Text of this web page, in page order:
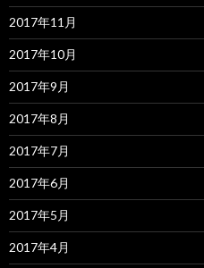
2017年11月
2017年10月
2017年9月
2017年8月
2017年7月
2017年6月
2017年5月
2017年4月